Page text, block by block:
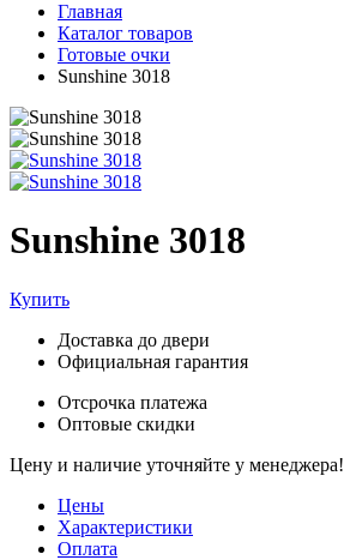
Главная
Каталог товаров
Готовые очки
Sunshine 3018
Sunshine 3018
Купить
Доставка до двери
Официальная гарантия
Отсрочка платежа
Оптовые скидки
Цену и наличие уточняйте у менеджера!
Цены
Характеристики
Оплата